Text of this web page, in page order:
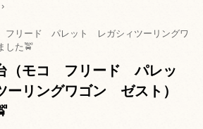
›
フリード パレット レガシィツーリングワ
した🚖
（モコ フリード パレッ
ーリングワゴン ゼスト）